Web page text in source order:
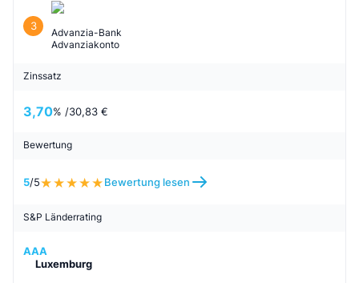
3
Advanzia-Bank
Advanziakonto
Zinssatz
3,70% /30,83 €
Bewertung
5/5 Bewertung lesen
S&P Länderrating
AAA
Luxemburg